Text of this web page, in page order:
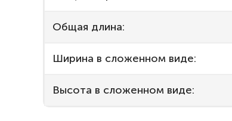
Общая длина:
Ширина в сложенном виде:
Высота в сложенном виде: